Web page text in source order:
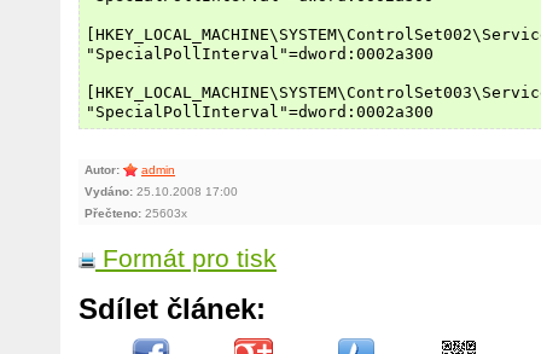
"SpecialPollInterval"=dword:0002a300
Autor:
admin
Vydáno: 25.10.2008 17:00
Přečteno: 25603x
Formát pro tisk
Sdílet článek: